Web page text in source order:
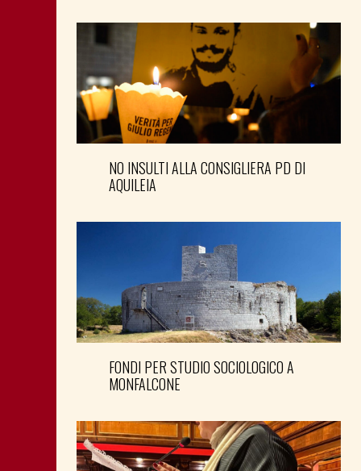
NO INSULTI ALLA CONSIGLIERA PD DI
AQUILEIA
FONDI PER STUDIO SOCIOLOGICO A
MONFALCONE